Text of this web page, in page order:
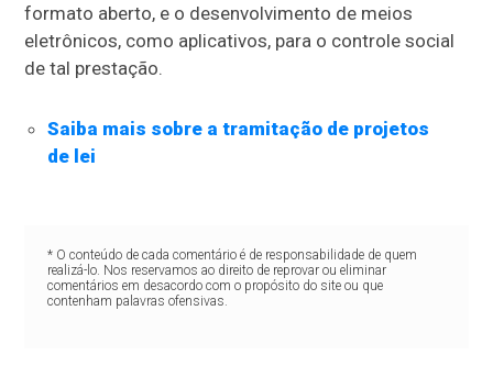
formato aberto, e o desenvolvimento de meios
eletrônicos, como aplicativos, para o controle social
de tal prestação.
Saiba mais sobre a tramitação de projetos
de lei
* O conteúdo de cada comentário é de responsabilidade de quem
realizá-lo. Nos reservamos ao direito de reprovar ou eliminar
comentários em desacordo com o propósito do site ou que
contenham palavras ofensivas.